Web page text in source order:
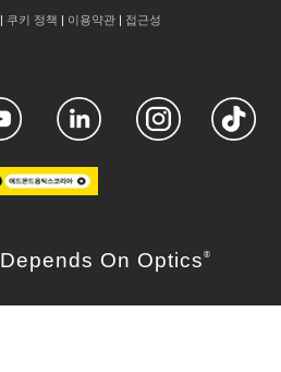
쿠키 정책 이용약관| 접근성
Depends On Optics ®